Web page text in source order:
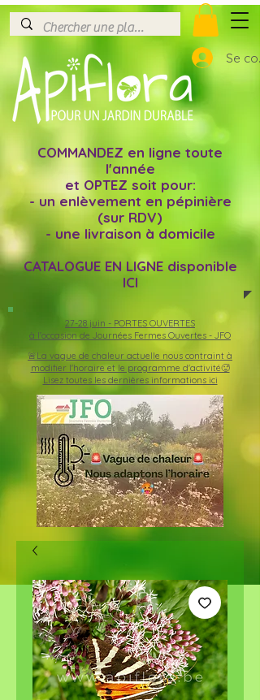
Se
27-28 juin - PORTES OUVERTES
à l'occasion de Journées Fermes Ouvertes - JFO
🚨La vague de chaleur actuelle nous contraint à
modifier l'horaire et le programme d'activité🥵
Lisez toutes les dernières informations ici
COMMANDEZ en ligne toute
l'année
et OPTEZ soit pour:
- un enlèvement en pépinière
(sur RDV)
- une livraison à domicile
CATALOGUE EN LIGNE disponible
ICI